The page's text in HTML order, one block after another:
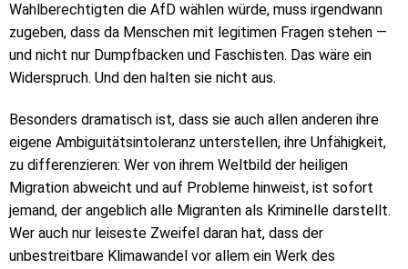
Wahlberechtigten die AfD wählen würde, muss irgendwann
zugeben, dass da Menschen mit legitimen Fragen stehen —
und nicht nur Dumpfbacken und Faschisten. Das wäre ein
Widerspruch. Und den halten sie nicht aus.
Besonders dramatisch ist, dass sie auch allen anderen ihre
eigene Ambiguitätsintoleranz unterstellen, ihre Unfähigkeit,
zu differenzieren: Wer von ihrem Weltbild der heiligen
Migration abweicht und auf Probleme hinweist, ist sofort
jemand, der angeblich alle Migranten als Kriminelle darstellt.
Wer auch nur leiseste Zweifel daran hat, dass der
unbestreitbare Klimawandel vor allem ein Werk des